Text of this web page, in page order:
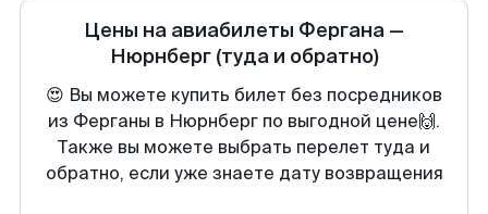
Цены на авиабилеты Фергана —
Нюрнберг (туда и обратно)
😍 Вы можете купить билет без посредников
из Ферганы в Нюрнберг по выгодной цене🙌.
Также вы можете выбрать перелет туда и
обратно, если уже знаете дату возвращения